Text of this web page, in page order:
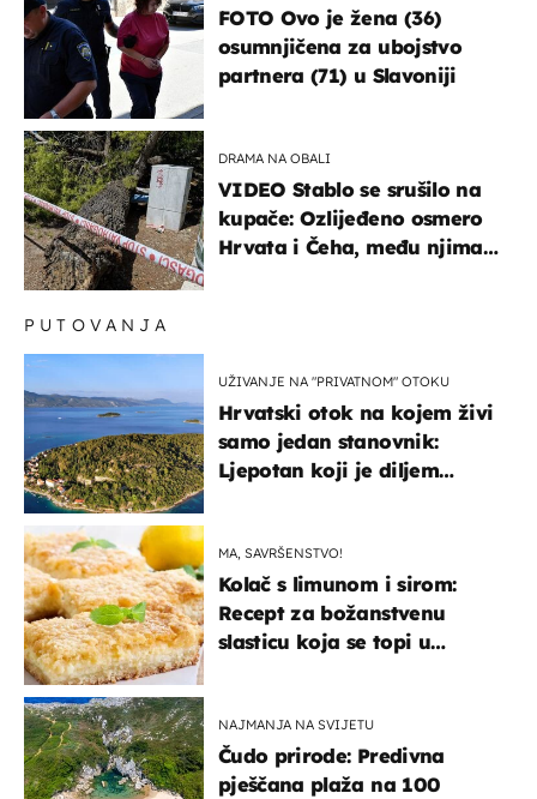
FOTO Ovo je žena (36)
osumnjičena za ubojstvo
partnera (71) u Slavoniji
DRAMA NA OBALI
VIDEO Stablo se srušilo na
kupače: Ozlijeđeno osmero
Hrvata i Čeha, među njima
PUTOVANJA
UŽIVANJE NA "PRIVATNOM" OTOKU
Hrvatski otok na kojem živi
samo jedan stanovnik:
Ljepotan koji je diljem
MA, SAVRŠENSTVO!
Kolač s limunom i sirom:
Recept za božanstvenu
slasticu koja se topi u
NAJMANJA NA SVIJETU
Čudo prirode: Predivna
pješčana plaža na 100